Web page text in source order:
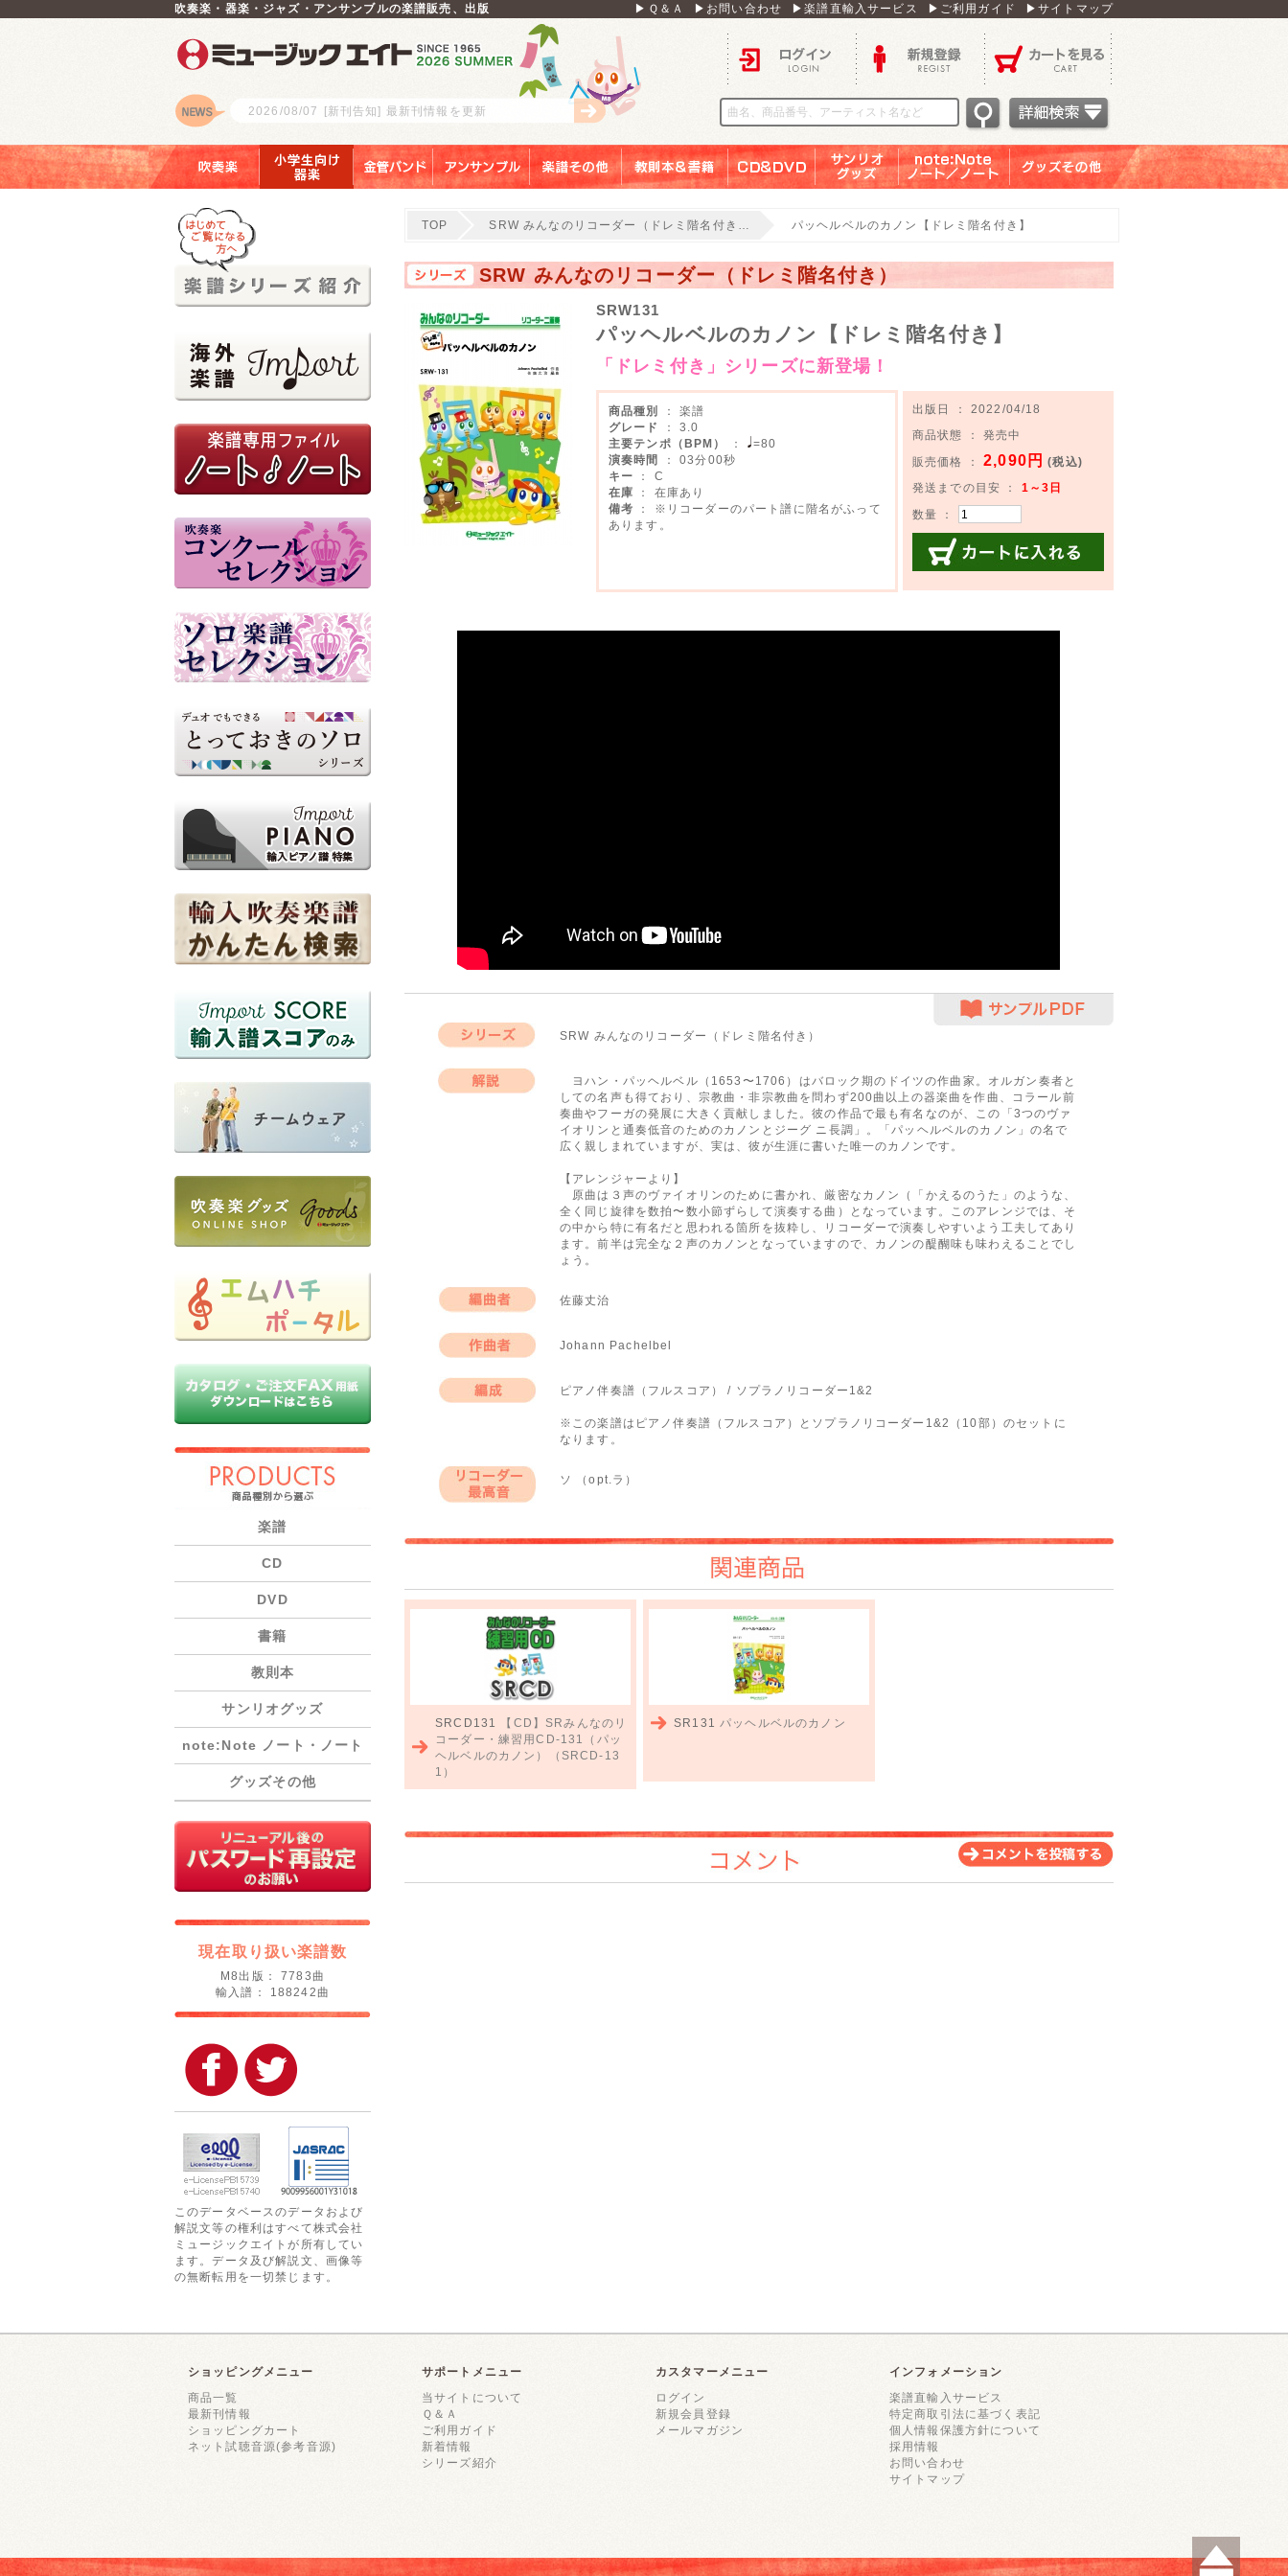
吹奏楽・器楽・ジャズ・アンサンブルの楽譜販売、出版 ▶Ｑ＆Ａ ▶お問い合わせ ▶楽譜直輸入サービス ▶ご利用ガイド ▶サイトマップ
ロゴ
2026/08/07 [新刊告知] 最新刊情報を更新
楽譜
CD
DVD
書籍
教則本
サンリオグッズ
note:Note ノート・ノート
グッズその他
現在取り扱い楽譜数
M8出版： 7783曲
輸入譜： 188242曲
このデータベースのデータおよび
解説文等の権利はすべて株式会社
ミュージックエイトが所有してい
ます。データ及び解説文、画像等
の無断転用を一切禁じます。
TOP SRW みんなのリコーダー（ドレミ階名付き… パッヘルベルのカノン【ドレミ階名付き】
SRW みんなのリコーダー（ドレミ階名付き）
SRW131
パッヘルベルのカノン【ドレミ階名付き】
「ドレミ付き」シリーズに新登場！
商品種別
： 楽譜
グレード
： 3.0
主要テンポ（BPM）
：
=80
演奏時間
： 03分00秒
キー
： C
在庫
： 在庫あり
備考
： ※リコーダーのパート譜に階名がふって
あります。
出版日 ： 2022/04/18
商品状態 ： 発売中
販売価格 ：2,090円 (税込)
発送までの目安 ： 1～3日
数量 ：
SRW みんなのリコーダー（ドレミ階名付き）
ヨハン・パッヘルベル（1653〜1706）はバロック期のドイツの作曲家。オルガン奏者と
しての名声も得ており、宗教曲・非宗教曲を問わず200曲以上の器楽曲を作曲、コラール前
奏曲やフーガの発展に大きく貢献しました。彼の作品で最も有名なのが、この「3つのヴァ
イオリンと通奏低音のためのカノンとジーグ ニ長調」。「パッヘルベルのカノン」の名で
広く親しまれていますが、実は、彼が生涯に書いた唯一のカノンです。
【アレンジャーより】
原曲は３声のヴァイオリンのために書かれ、厳密なカノン（「かえるのうた」のような、
全く同じ旋律を数拍〜数小節ずらして演奏する曲）となっています。このアレンジでは、そ
の中から特に有名だと思われる箇所を抜粋し、リコーダーで演奏しやすいよう工夫してあり
ます。前半は完全な２声のカノンとなっていますので、カノンの醍醐味も味わえることでし
ょう。
佐藤丈治
Johann Pachelbel
ピアノ伴奏譜（フルスコア） / ソプラノリコーダー1&2
※この楽譜はピアノ伴奏譜（フルスコア）とソプラノリコーダー1&2（10部）のセットに
なります。
ソ （opt.ラ）
関連商品
SRCD131
【CD】SRみんなのリ
コーダー・練習用CD-131（パッ
ヘルベルのカノン）（SRCD-13
1）
SR131 パッヘルベルのカノン
コメント
ショッピングメニュー
商品一覧
最新刊情報
ショッピングカート
ネット試聴音源(参考音源)
サポートメニュー
当サイトについて
Ｑ＆Ａ
ご利用ガイド
新着情報
シリーズ紹介
カスタマーメニュー
ログイン
新規会員登録
メールマガジン
インフォメーション
楽譜直輸入サービス
特定商取引法に基づく表記
個人情報保護方針について
採用情報
お問い合わせ
サイトマップ